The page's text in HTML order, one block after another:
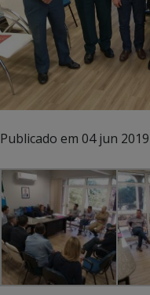
Publicado em 04 jun 2019